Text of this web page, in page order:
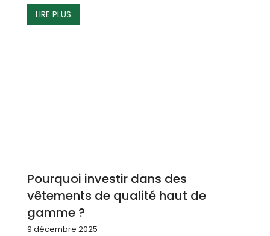
LIRE PLUS
Pourquoi investir dans des
vêtements de qualité haut de
gamme ?
9 décembre 2025